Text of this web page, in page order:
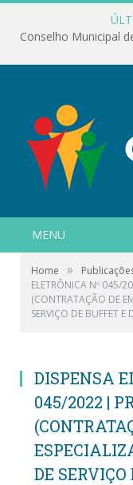
MENU
Home »
ELETRÔNICA Nº 045/
(CONTRATAÇÃO DE
SERVIÇO DE BUFFET E
DISPENSA
045/2022 |
DE SERVIÇO